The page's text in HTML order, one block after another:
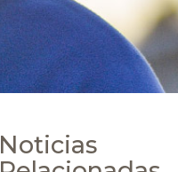
Noticias